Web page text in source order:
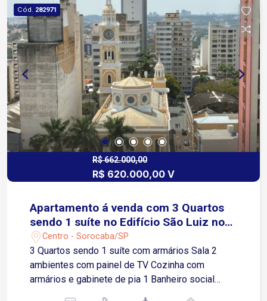
Cód. 282971
R$ 662.000,00
R$ 620.000,00 V
Apartamento á venda com 3 Quartos
sendo 1 suíte no Edifício São Luiz no
Centro de Sorocaba-SP
Centro - Sorocaba/SP
3 Quartos sendo 1 suíte com armários Sala 2
ambientes com painel de TV Cozinha com
armários e gabinete de pia 1 Banheiro social